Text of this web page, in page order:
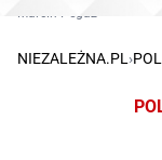
NIEZALEŻNA.PL ›